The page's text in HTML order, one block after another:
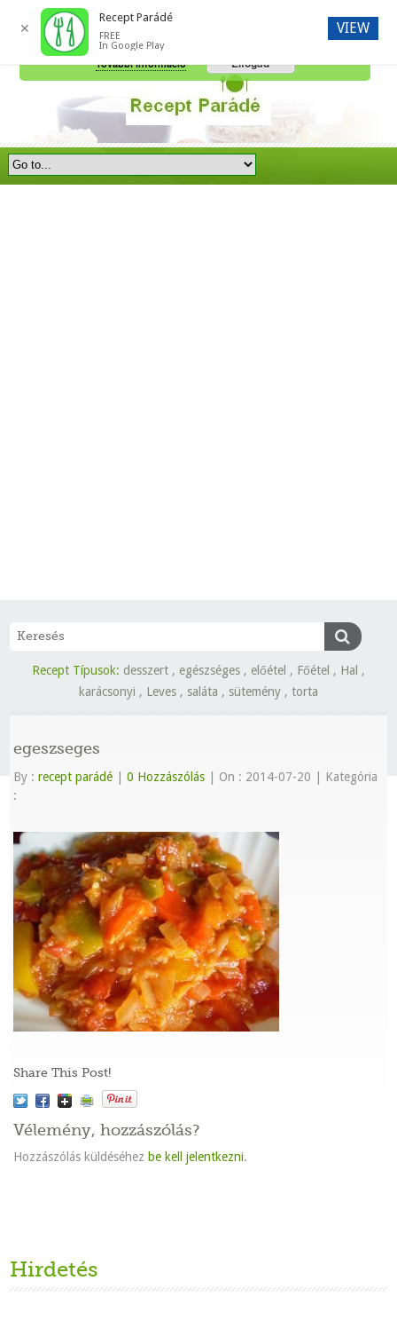
Recept Típusok: desszert , egészséges , előétel , Főétel , Hal ,
karácsonyi , Leves , saláta , sütemény , torta
egeszseges
By :recept parádé 0 Hozzászólás On : 2014-07-20
Kategória
:
Share This Post!
Vélemény, hozzászólás?
Hozzászólás küldéséhez be kell jelentkezni.
Hirdetés
A honlap további használatához a sütik használatát el kell fogadni.
További információ
Elfogad
✕
Recept Parádé
FREE
In Google Play
VIEW